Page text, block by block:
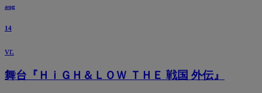
aug
14
vr.
舞台『ＨｉＧＨ＆ＬＯＷ ＴＨＥ 戦国 外伝』